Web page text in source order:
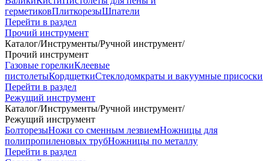
герметиковПлиткорезыШпатели
Перейти в раздел
Прочий инструмент
Каталог/Инструменты/Ручной инструмент/
Прочий инструмент
Газовые горелкиКлеевые
пистолетыКордщеткиСтеклодомкраты и вакуумные присоски
Перейти в раздел
Режущий инструмент
Каталог/Инструменты/Ручной инструмент/
Режущий инструмент
БолторезыНожи со сменным лезвиемНожницы для
полипропиленовых трубНожницы по металлу
Перейти в раздел